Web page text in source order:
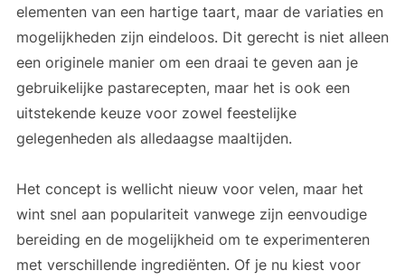
elementen van een hartige taart, maar de variaties en
mogelijkheden zijn eindeloos. Dit gerecht is niet alleen
een originele manier om een draai te geven aan je
gebruikelijke pastarecepten, maar het is ook een
uitstekende keuze voor zowel feestelijke
gelegenheden als alledaagse maaltijden.
Het concept is wellicht nieuw voor velen, maar het
wint snel aan populariteit vanwege zijn eenvoudige
bereiding en de mogelijkheid om te experimenteren
met verschillende ingrediënten. Of je nu kiest voor